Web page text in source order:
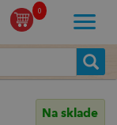
0
Na sklade